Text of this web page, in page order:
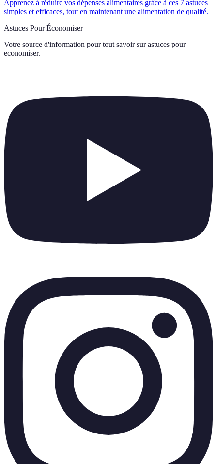
Apprenez à réduire vos dépenses alimentaires grâce à ces 7 astuces
simples et efficaces, tout en maintenant une alimentation de qualité.
Astuces Pour Économiser
Votre source d'information pour tout savoir sur astuces pour
economiser.